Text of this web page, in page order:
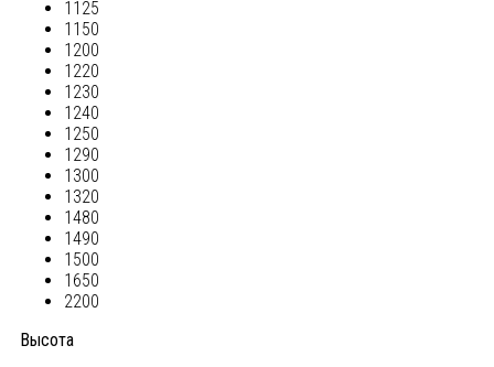
1125
1150
1200
1220
1230
1240
1250
1290
1300
1320
1480
1490
1500
1650
2200
Высота